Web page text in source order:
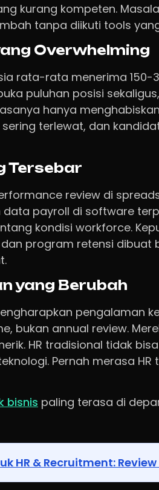
kurang kompeten.
tanpa diikuti tools
Overwhelming
rata-rata menerima 150-
puluhan posisi
hanya
terlewat, dan
Tersebar
review di
payroll di software
kondisi workforce.
program retensi dibuat
yang Berubah
pengalaman
bukan annual review.
HR tradisional tidak
Pernah merasa HR
bisnis paling terasa di
HR & Recruitment: